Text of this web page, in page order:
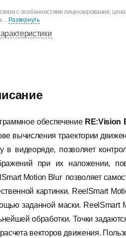
обеспечение RE:Vision
вычисления траектории
в видеоряде, позволяет
при их наложении,
Motion Blur позволяет
картинки. ReelSmart
заданной маски. ReelSmart
обработки. Точки
векторов движения.
с особенностями лицензирования,
... Развернуть